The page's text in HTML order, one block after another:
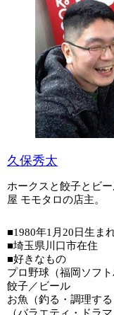
久保秀太
ホークスと餃子とビ
屋 モモタロの店主。
■1980年1月20日生ま
■埼玉県川口市在住
■好きなもの
プロ野球（福岡ソフ
餃子／ビール
お魚（釣る・調理す